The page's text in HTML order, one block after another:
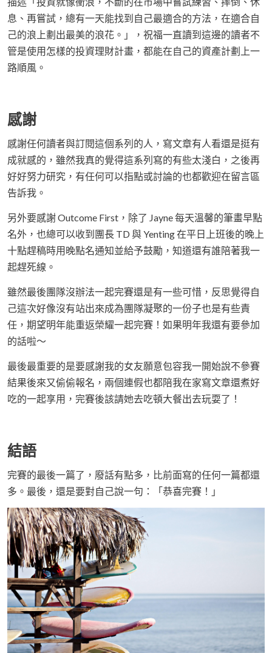
息、再嘗試，總有一天能找到自己最適合的方法，在適合自
己的浪上劃出最美的浪花。」，祝福一直讀到這邊的讀者不
管是使用怎樣的投資理財計畫，都能在自己的資產計劃上一
路順風。
感謝
感謝任何讀者與訂閱這個系列的人，寫文章有人看還是挺有
成就感的，雖然我真的覺得這系列寫的有些太淺白，之後再
好好努力研究，有任何可以指點或討論的也都歡迎在留言區
告訴我。
另外要感謝 Outcome First，除了 Jayne 每天溫馨的筆畫早點
名外，也總可以收到團長 TD 與 Yenting 在平日上班後的晚上
十點趕稿時用晚點名通知並給予鼓勵，知道還有誰陪著我一
起趕死線。
雖然最後團隊沒辦法一起完賽還是有一些可惜，反思覺得自
己這次好像沒有站出來成為團隊凝聚的一份子也是有些責
任，期望明年能重返榮耀一起完賽！如果明年我還有要參加
的話啦～
最後最重要的是要感謝我的女友願意包容我一開始說不參賽
結果後來又偷偷報名，兩個連假也都陪我在家寫文章還煮好
吃的一起享用，完賽後該請她去吃頓大餐出去玩耍了！
結語
完賽的最後一篇了，廢話有點多，比前面寫的任何一篇都還
多。最後，還是要對自己說一句：「恭喜完賽！」